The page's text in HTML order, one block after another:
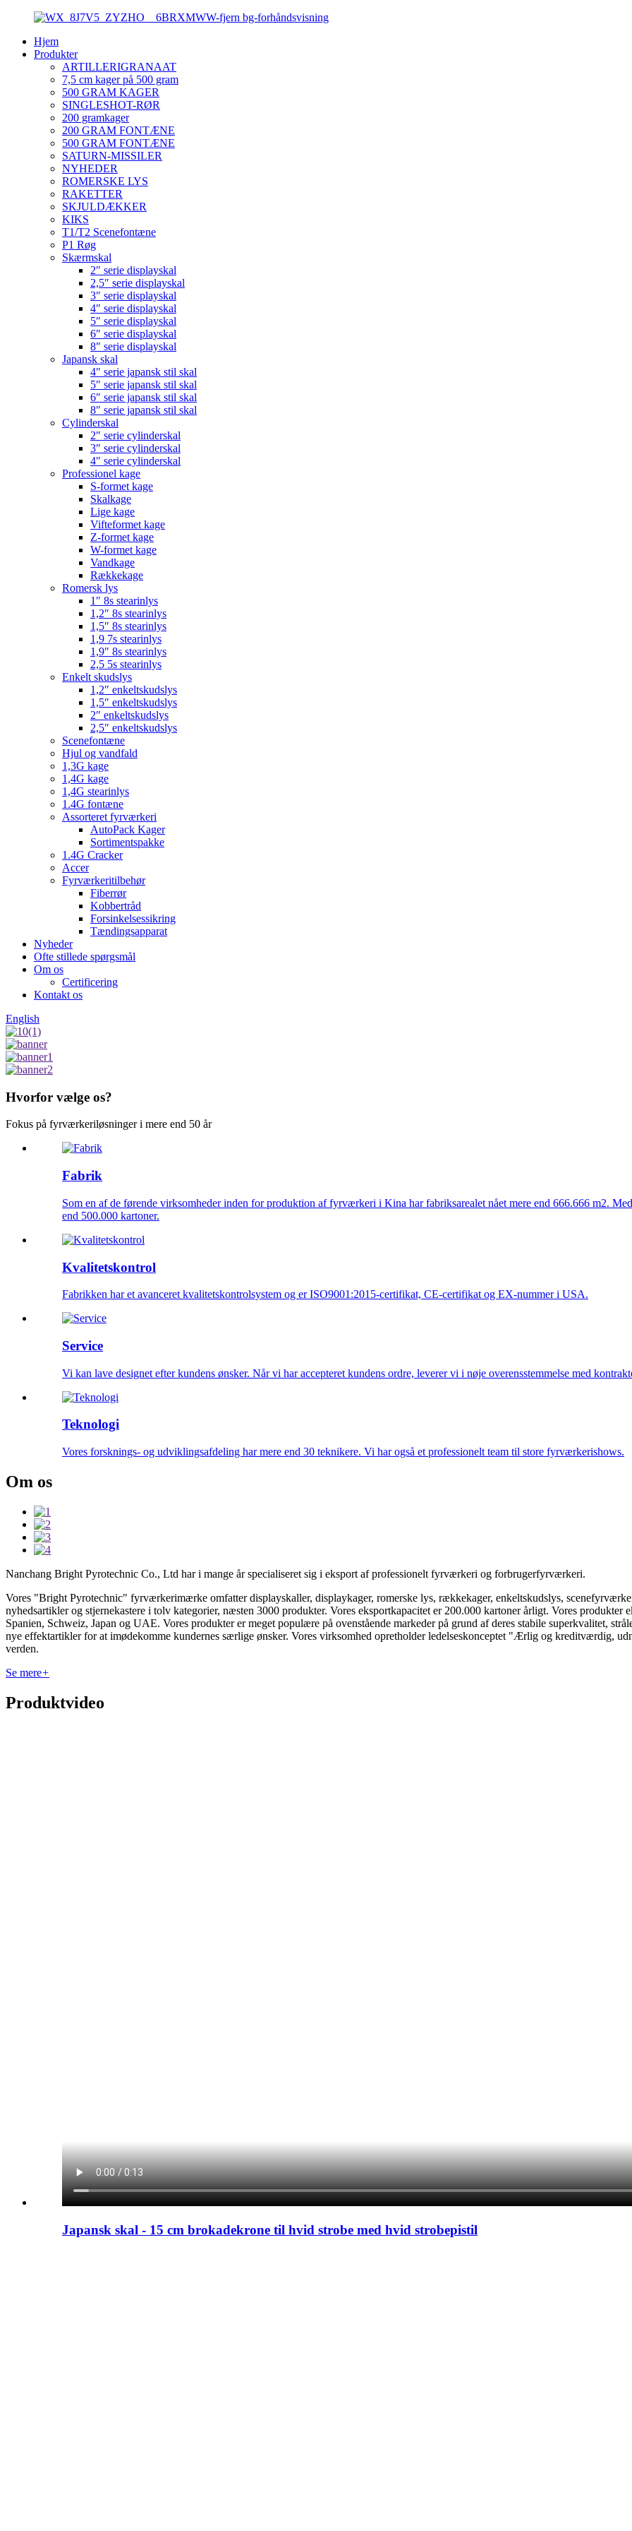
Hjem
Produkter
ARTILLERIGRANAAT
7,5 cm kager på 500 gram
500 GRAM KAGER
SINGLESHOT-RØR
200 gramkager
200 GRAM FONTÆNE
500 GRAM FONTÆNE
SATURN-MISSILER
NYHEDER
ROMERSKE LYS
RAKETTER
SKJULDÆKKER
KIKS
T1/T2 Scenefontæne
P1 Røg
Skærmskal
2″ serie displayskal
2,5″ serie displayskal
3″ serie displayskal
4″ serie displayskal
5″ serie displayskal
6″ serie displayskal
8″ serie displayskal
Japansk skal
4″ serie japansk stil skal
5″ serie japansk stil skal
6″ serie japansk stil skal
8″ serie japansk stil skal
Cylinderskal
2″ serie cylinderskal
3″ serie cylinderskal
4″ serie cylinderskal
Professionel kage
S-formet kage
Skalkage
Lige kage
Vifteformet kage
Z-formet kage
W-formet kage
Vandkage
Rækkekage
Romersk lys
1″ 8s stearinlys
1,2″ 8s stearinlys
1,5″ 8s stearinlys
1,9 7s stearinlys
1,9″ 8s stearinlys
2,5 5s stearinlys
Enkelt skudslys
1,2″ enkeltskudslys
1,5″ enkeltskudslys
2″ enkeltskudslys
2,5″ enkeltskudslys
Scenefontæne
Hjul og vandfald
1,3G kage
1,4G kage
1,4G stearinlys
1.4G fontæne
Assorteret fyrværkeri
AutoPack Kager
Sortimentspakke
1.4G Cracker
Accer
Fyrværkeritilbehør
Fiberrør
Kobbertråd
Forsinkelsessikring
Tændingsapparat
Nyheder
Ofte stillede spørgsmål
Om os
Certificering
Kontakt os
English
Hvorfor vælge os?
Fokus på fyrværkeriløsninger i mere end 50 år
Fabrik
Som en af ​​de førende virksomheder inden for produktion af fyrværkeri i Kina har fabriksarealet nået mere end 666.666 m2.
end 500.000 kartoner.
Kvalitetskontrol
Fabrikken har et avanceret kvalitetskontrolsystem og er ISO9001:2015-certifikat, CE-certifikat og EX-nummer i USA.
Service
Vi kan lave designet efter kundens ønsker. Når vi har accepteret kundens ordre, leverer vi i nøje overensstemmelse med
Teknologi
Vores forsknings- og udviklingsafdeling har mere end 30 teknikere. Vi har også et professionelt team til store fyrværkerishows.
Om os
Nanchang Bright Pyrotechnic Co., Ltd har i mange år specialiseret sig i eksport af professionelt fyrværkeri og forbrugerfyrværkeri.
Vores "Bright Pyrotechnic" fyrværkerimærke omfatter displayskaller, displaykager, romerske lys, rækkekager, enkeltskudslys,
nyhedsartikler og stjernekastere i tolv kategorier, næsten 3000 produkter. Vores eksportkapacitet er 200.000 kartoner årligt. Vores
Spanien, Schweiz, Japan og UAE. Vores produkter er meget populære på ovenstående markeder på grund af deres stabile superkvalitet,
nye effektartikler for at imødekomme kundernes særlige ønsker. Vores virksomhed opretholder ledelseskonceptet "Ærlig og kreditværdig,
verden.
Se mere+
Produktvideo
Japansk skal - 15 cm brokadekrone til hvid strobe med hvid strobepistil